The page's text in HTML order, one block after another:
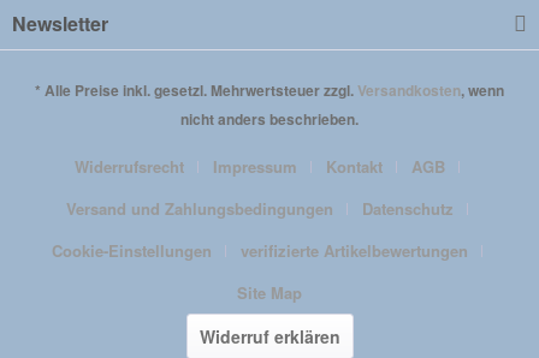
Newsletter
* Alle Preise inkl. gesetzl. Mehrwertsteuer zzgl.Versandkosten, wenn
nicht anders beschrieben.
Widerrufsrecht Impressum Kontakt
AGB
Versand und Zahlungsbedingungen
Datenschutz
Cookie-Einstellungen
verifizierte Artikelbewertungen
Site Map
Widerruf erklären